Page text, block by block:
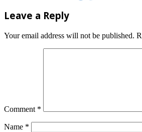
Leave a Reply
Your email address will not be published.
Comment *
Name *